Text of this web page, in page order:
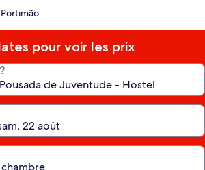
pour voir les prix